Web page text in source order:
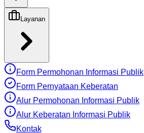
Layanan
Form Permohonan Informasi Publik
Form Pernyataan Keberatan
Alur Permohonan Informasi Publik
Alur Keberatan Informasi Publik
Kontak